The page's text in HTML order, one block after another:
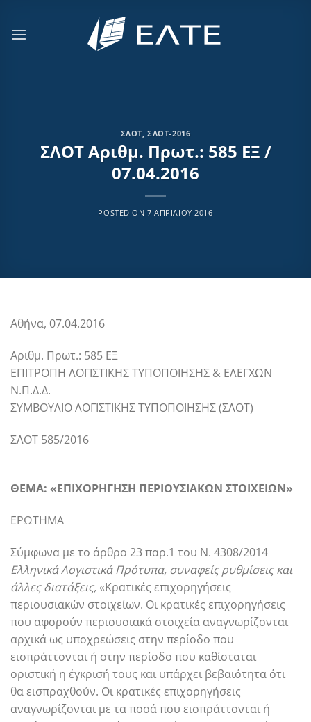
περιεχόμενο
ΣΛΟΤ ,ΣΛΟΤ-2016
ΣΛΟΤ Αριθμ. Πρωτ.: 585 ΕΞ /
07.04.2016
POSTED ON7 ΑΠΡΙΛΊΟΥ 2016
Αθήνα, 07.04.2016
Αριθμ. Πρωτ.: 585 ΕΞ
ΕΠΙΤΡΟΠΗ ΛΟΓΙΣΤΙΚΗΣ ΤΥΠΟΠΟΙΗΣΗΣ & ΕΛΕΓΧΩΝ
Ν.Π.Δ.Δ.
ΣΥΜΒΟΥΛΙΟ ΛΟΓΙΣΤΙΚΗΣ ΤΥΠΟΠΟΙΗΣΗΣ (ΣΛΟΤ)
ΣΛΟΤ 585/2016
ΘΕΜΑ: «ΕΠΙΧΟΡΗΓΗΣΗ ΠΕΡΙΟΥΣΙΑΚΩΝ ΣΤΟΙΧΕΙΩΝ»
ΕΡΩΤΗΜΑ
Σύμφωνα με το άρθρο 23 παρ.1 του Ν. 4308/2014
Ελληνικά Λογιστικά Πρότυπα, συναφείς ρυθμίσεις και
άλλες διατάξεις,«Κρατικές επιχορηγήσεις
περιουσιακών στοιχείων. Οι κρατικές επιχορηγήσεις
που αφορούν περιουσιακά στοιχεία αναγνωρίζονται
αρχικά ως υποχρεώσεις στην περίοδο που
εισπράττονται ή στην περίοδο που καθίσταται
οριστική η έγκρισή τους και υπάρχει βεβαιότητα ότι
θα εισπραχθούν. Οι κρατικές επιχορηγήσεις
αναγνωρίζονται με τα ποσά που εισπράττονται ή